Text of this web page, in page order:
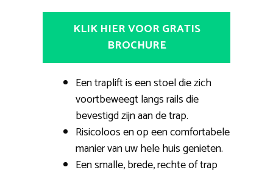
KLIK HIER VOOR GRATIS
BROCHURE
Een traplift is een stoel die zich
voortbeweegt langs rails die
bevestigd zijn aan de trap.
Risicoloos en op een comfortabele
manier van uw hele huis genieten.
Een smalle, brede, rechte of trap